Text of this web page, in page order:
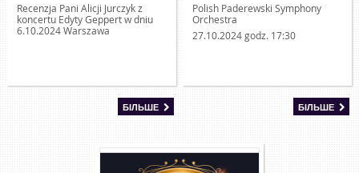
Recenzja Pani Alicji Jurczyk z
koncertu Edyty Geppert w dniu
6.10.2024 Warszawa
БІЛЬШЕ
Polish Paderewski Symphony
Orchestra
27.10.2024 godz. 17:30
БІЛЬШЕ